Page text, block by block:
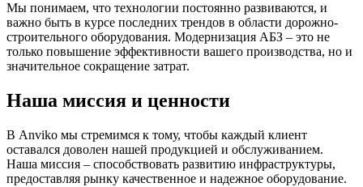
Мы понимаем, что технологии постоянно развиваются, и
важно быть в курсе последних трендов в области дорожно-
строительного оборудования. Модернизация АБЗ – это не
только повышение эффективности вашего производства, но и
значительное сокращение затрат.
Наша миссия и ценности
В Anviko мы стремимся к тому, чтобы каждый клиент
оставался доволен нашей продукцией и обслуживанием.
Наша миссия – способствовать развитию инфраструктуры,
предоставляя рынку качественное и надежное оборудование.